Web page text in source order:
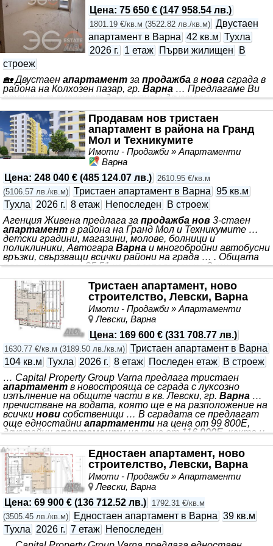
съвременна визия, модерни общи части и удобство …
Тип имот: 2-стаенапартамент … Локация:Варна
Център … преходенапартамент … 📍 *** . Имотът
Цена: 75 650 € (147 958.54 лв.)
1801.19 €/кв.м (3522.82 лв./кв.м) Двустаен
апартамент в Варна 42 кв.м Тухла
2026 г.
1 етаж Първи жилищен
В
строеж
🏡 Двустаен апартамент за продажба в нова сграда в
района на Колхозен пазар, гр. Варна … Предлагаме Ви
отлична възможност да закупите двустаен
година на построяване 2026 г., разположен в един от
най-комуникативните райони наВарна- Колхозен пазар
… Отлична възможност занов дом или сигурна
инвестиция в развиващ се район наВарна
за повече информация и оглед … млада двойка, сам
човек или за покупка с инвестиционна цел.
сграда предлага съвременна визия, модерни общи части
и удобство … Тип имот: 2-стаенапартамент
Локация: Варна, Колхозен пазар … 📍
Продавам нов тристаен
апартамент в района на Гранд
Мол и Техникумите
Имоти - Продажби » Апартаменти
Варна
Цена: 248 040 € (485 124.07 лв.) 2610.95 €/кв.м
(5106.57 лв./кв.м) Тристаен апартамент в Варна 95 кв.м
Тухла
2026 г. 8 етаж Непоследен
В строеж
Агенция Живена предлага за продажба нов 3-стаен
апартамент в района на Гранд Мол и Техникумите …
детски градини, магазини, молове, болници и
поликлиники, Автогара Варна и многобройни автобусни
връзки, свързващи всички райони на града … . Общата
площ на имота е 95.51 кв.м, разположен на 3-ти
кв.м), дневна с кухня (23.5 кв.м), 2 спални (12.5 и 12 кв.м),
тераса (, баня с тоалетна, отделна тоалетна. Степен
на завършеност - по БДС. В момента е на етап - с Акт
14. Срок за завършване - септември 2026 г. Възможност
за закупуване на дворно паркомясто - 29 000 евро
Тристаен апартамент, ново
строителство, Левски, Варна
Имоти - Продажби » Апартаменти
Левски, Варна
Цена: 169 600 € (331 708.77 лв.)
1630.77 €/кв.м (3189.50 лв./кв.м) Тристаен апартамент в Варна
104 кв.м Тухла 2026 г. 8 етаж Последен етаж
В строеж
… Capital Property Group Varna предлага тристаен
апартамент в новострояща се сграда с луксозно
изпълнение на общите части в кв. Левски, гр. Варна …
пречистване на водата, която ще е на разположение на
всички нови собственици … В сградата се предлагат
още едностайни апартаменти на цена от 99 800Е,
двустайниапартаментина цена от 116 900Е, както и
Разпределенията на различните видовеапартаменти
можете да разгледате в приложения снимков материал
… Код 3195 *** Намира се на последния етаж в 8 етажна
сграда. Състои се от дневна с кухненски тракт, две
спални, комбиниран санитарен
Едностаен апартамент, ново
строителство, Левски, Варна
Имоти - Продажби » Апартаменти
Левски, Варна
Цена: 69 900 € (136 712.52 лв.)
1792.31 €/кв.м
(3505.45 лв./кв.м) Едностаен апартамент в Варна 39 кв.м
Тухла
2026 г. 7 етаж
Непоследен